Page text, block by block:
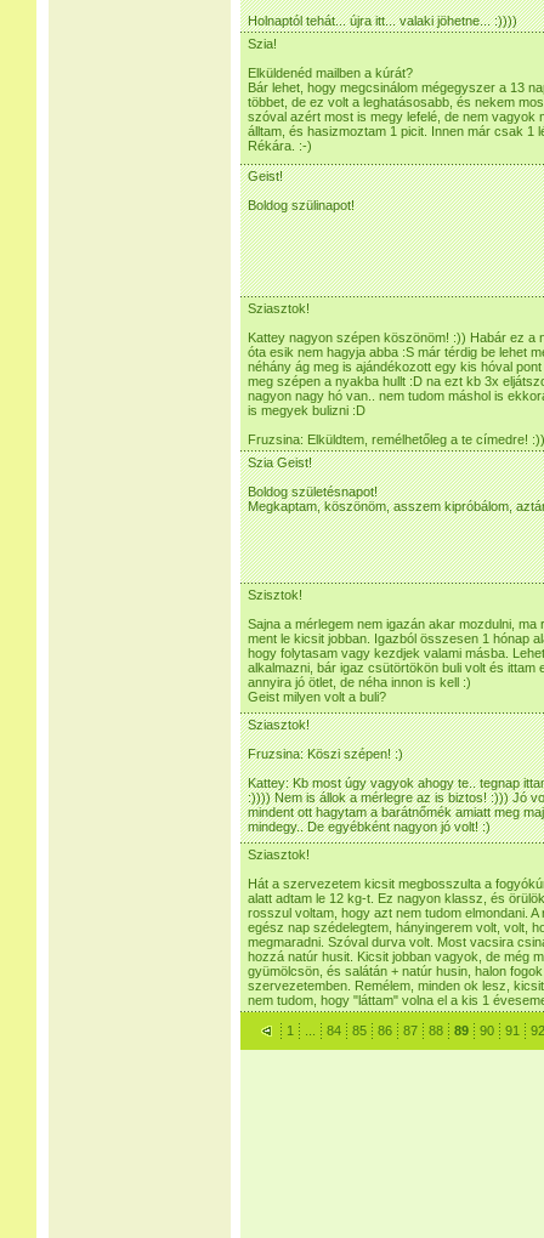
Holnaptól tehát... újra itt... valaki jöhetne... :))))
Szia!
Elküldenéd mailben a kúrát?
Bár lehet, hogy megcsinálom mégegyszer a 13
többet, de ez volt a leghatásosabb, és nekem
szóval azért most is megy lefelé, de nem vagyok
álltam, és hasizmoztam 1 picit. Innen már csak 1
Rékára. :-)
Geist!
Boldog szülinapot!
Sziasztok!
Kattey nagyon szépen köszönöm! :)) Habár ez a
óta esik nem hagyja abba :S már térdig be lehet
néhány ág meg is ajándékozott egy kis hóval
meg szépen a nyakba hullt :D na ezt kb 3x
nagyon nagy hó van.. nem tudom máshol is
is megyek bulizni :D
Fruzsina: Elküldtem, remélhetőleg a te címedre!
Szia Geist!
Boldog születésnapot!
Megkaptam, köszönöm, asszem kipróbálom,
Szisztok!
Sajna a mérlegem nem igazán akar mozdulni,
ment le kicsit jobban. Igazból összesen 1 hónap
hogy folytasam vagy kezdjek valami másba.
alkalmazni, bár igaz csütörtökön buli volt és ittam
annyira jó ötlet, de néha innon is kell :)
Geist milyen volt a buli?
Sziasztok!
Fruzsina: Köszi szépen! :)
Kattey: Kb most úgy vagyok ahogy te.. tegnap
:)))) Nem is állok a mérlegre az is biztos! :))) Jó
mindent ott hagytam a barátnőmék amiatt meg
mindegy.. De egyébként nagyon jó volt! :)
Sziasztok!
Hát a szervezetem kicsit megbosszulta a
alatt adtam le 12 kg-t. Ez nagyon klassz, és
rosszul voltam, hogy azt nem tudom elmondani.
egész nap szédelegtem, hányingerem volt, volt,
megmaradni. Szóval durva volt. Most vacsira
hozzá natúr husit. Kicsit jobban vagyok, de még
gyümölcsön, és salátán + natúr husin, halon
szervezetemben. Remélem, minden ok lesz,
nem tudom, hogy "láttam" volna el a kis 1
1 84 85 86 87 88 89 90 91 92